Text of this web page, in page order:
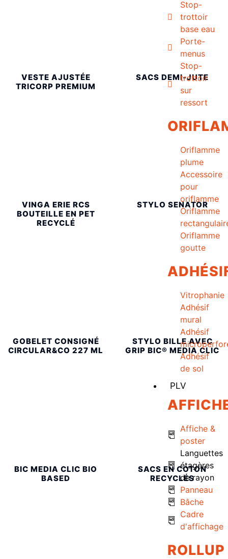
Stop-
trottoir
base eau
Porte-
menus
Stop-
trottoir
sur
ressort
Oriflamme
plume
Accessoire
pour
oriflamme
Oriflamme
Oriflamme
goutte
Vitrophanie
Adhésif
mural
Adhésif
Adhésif
de sol
PLV
Affiche &
poster
Languettes
étagères
de rayon
Panneau
Bâche
Cadre
d'affichage
ROLLUP
VESTE AJUSTÉE
TRICORP PREMIUM
SACS DEMI-JUTE
VINGA ERIE RCS
BOUTEILLE EN PET
RECYCLÉ
STYLO SENATOR
GOBELET CONSIGNÉ
CIRCULAR&CO 227 ML
STYLO BILLE AVEC
GRIP BIC® MEDIA CLIC
BIC MEDIA CLIC BIO
BASED
SACS EN COTON
RECYCLÉS